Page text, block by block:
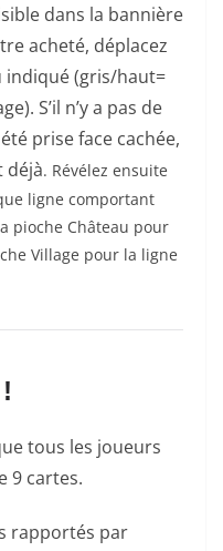
dans la bannière
acheté, déplacez
indiqué (gris/haut=
S’il n’y a pas de
prise face cachée,
déjà. Révélez ensuite
ligne comportant
pioche Château pour
Village pour la ligne
tous les joueurs
9 cartes.
rapportés par